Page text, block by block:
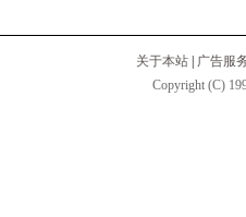
关于本站
广告服
Copyright (C)